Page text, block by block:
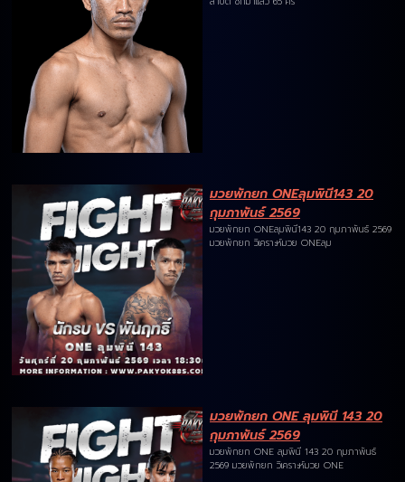
มวยพักยก ONEลุมพินี143 20
กุมภาพันธ์ 2569
มวยพักยก ONEลุมพินี143 20 กุมภาพันธ์ 2569
มวยพักยก วิเคราะห์มวย ONEลุม
มวยพักยก ONE ลุมพินี 143 20
กุมภาพันธ์ 2569
มวยพักยก ONE ลุมพินี 143 20 กุมภาพันธ์
2569 มวยพักยก วิเคราะห์มวย ONE